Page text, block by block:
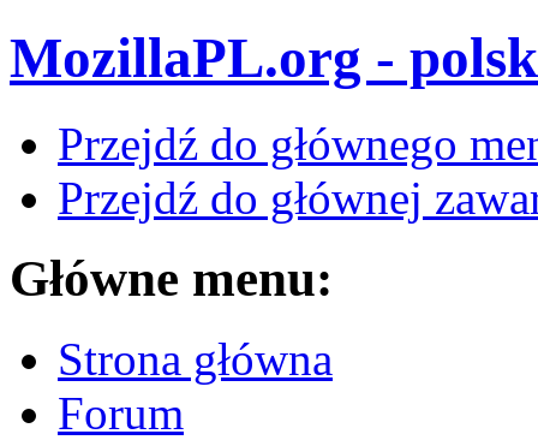
MozillaPL.org -
Przejdź do głównego
Przejdź do głównej
Główne menu:
Strona główna
Forum